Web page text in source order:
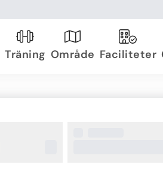
Träning Område Faciliteter